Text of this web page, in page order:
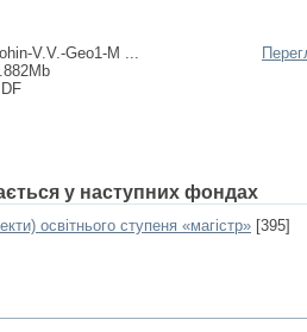
V.V.-Geo1-M ...
у наступних фондах
освітнього ступеня «магістр» [395]